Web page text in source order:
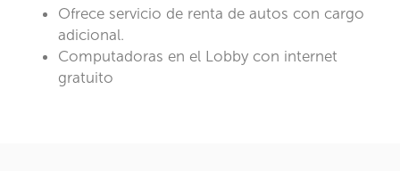
Ofrece servicio de renta de autos con cargo
adicional.
Computadoras en el Lobby con internet
gratuito